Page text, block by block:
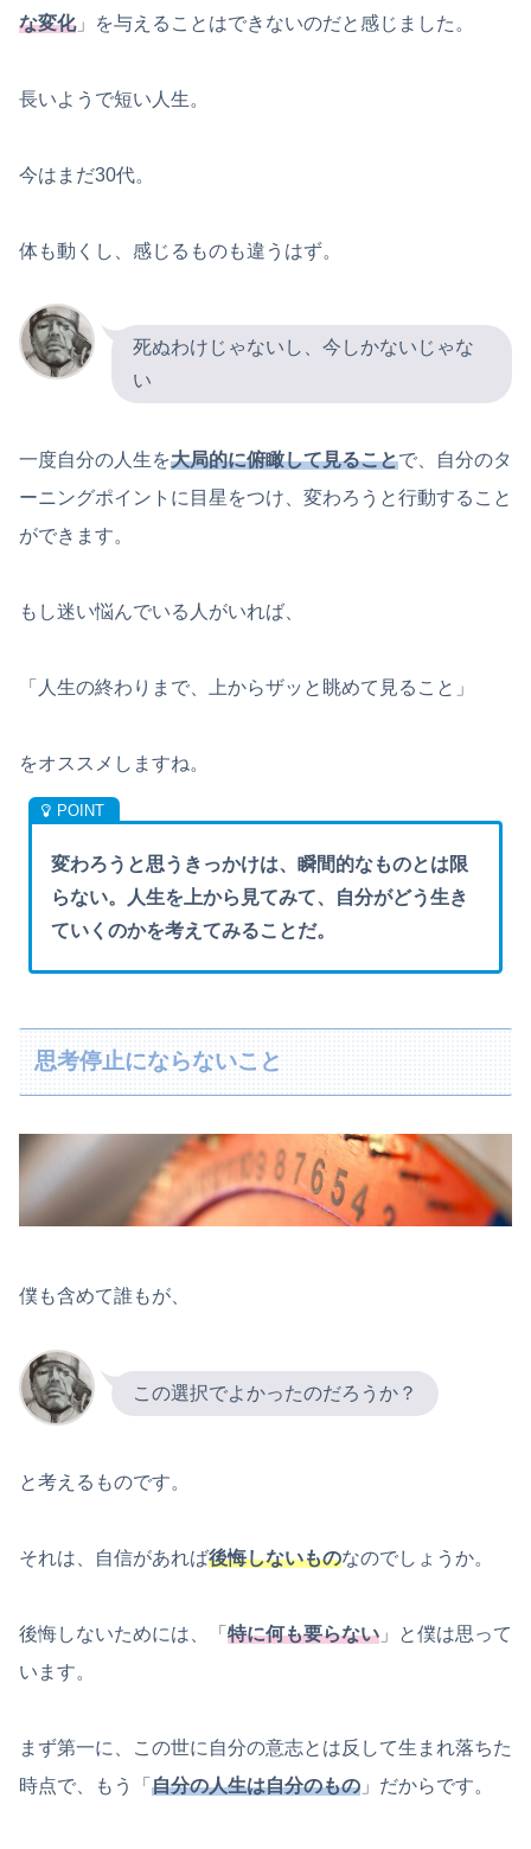
な変化」を与えることはできないのだと感じました。
長いようで短い人生。
今はまだ30代。
体も動くし、感じるものも違うはず。
死ぬわけじゃないし、今しかないじゃな
い
一度自分の人生を大局的に俯瞰して見ることで、自分のタ
ーニングポイントに目星をつけ、変わろうと行動すること
ができます。
もし迷い悩んでいる人がいれば、
「人生の終わりまで、上からザッと眺めて見ること」
をオススメしますね。
変わろうと思うきっかけは、瞬間的なものとは限
らない。人生を上から見てみて、自分がどう生き
ていくのかを考えてみることだ。
思考停止にならないこと
僕も含めて誰もが、
この選択でよかったのだろうか？
と考えるものです。
それは、自信があれば後悔しないものなのでしょうか。
後悔しないためには、「 特に何も要らない 」と僕は思って
います。
まず第一に、この世に自分の意志とは反して生まれ落ちた
時点で、もう「 自分の人生は自分のもの 」だからです。